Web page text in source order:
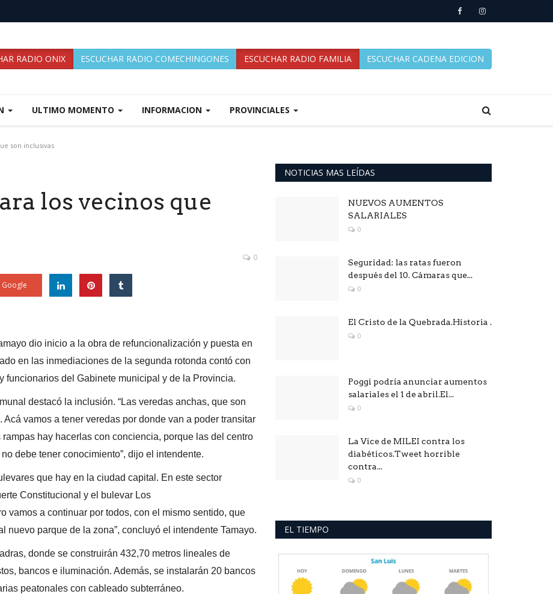
RADIO ONIX ESCUCHAR RADIO COMECHINGONES ESCUCHAR RADIO FAMILIA ESCUCHAR CADENA EDICION
ULTIMO MOMENTO INFORMACION PROVINCIALES
son inclusivas
los vecinos que
0
Google
dio inicio a la obra de refuncionalización y puesta en
en las inmediaciones de la segunda rotonda contó con
funcionarios del Gabinete municipal y de la Provincia.
destacó la inclusión. “Las veredas anchas, que son
vamos a tener veredas por donde van a poder transitar
hay hacerlas con conciencia, porque las del centro
debe tener conocimiento”, dijo el intendente.
que hay en la ciudad capital. En este sector
Constitucional y el bulevar Los
vamos a continuar por todos, con el mismo sentido, que
nuevo parque de la zona”, concluyó el intendente Tamayo.
donde se construirán 432,70 metros lineales de
bancos e iluminación. Además, se instalarán 20 bancos
peatonales con cableado subterráneo.
NOTICIAS MAS LEÍDAS
NUEVOS AUMENTOS
SALARIALES
0
Seguridad: las ratas fueron
después del 10. Cámaras que...
0
El Cristo de la Quebrada.Historia .
0
Poggi podría anunciar aumentos
salariales el 1 de abril.El...
0
La Vice de MILEI contra los
diabéticos.Tweet horrible
contra...
0
EL TIEMPO